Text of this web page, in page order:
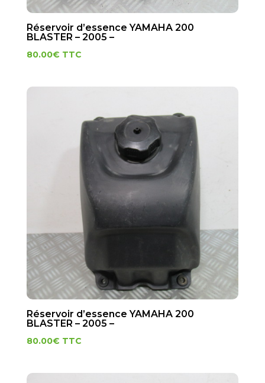
Réservoir d’essence YAMAHA 200
BLASTER – 2005 –
80.00€ TTC
Réservoir d’essence YAMAHA 200
BLASTER – 2005 –
80.00€ TTC